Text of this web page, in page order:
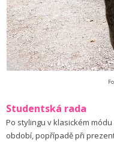
Studentská rada
Po stylingu v klasickém
období, popřípadě při